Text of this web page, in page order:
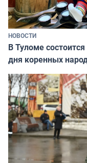
НОВОСТИ
В Туломе
дня коренных